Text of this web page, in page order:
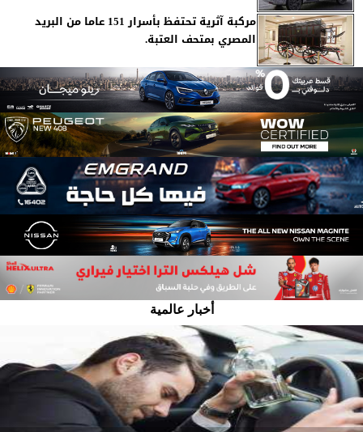
مركبة آثرية تحتفظ بأسرار 151 عاما من البريد
المصري بمتحف العتبة.
أخبار عالمية